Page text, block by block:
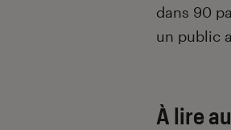
dans 90
un public
À lire